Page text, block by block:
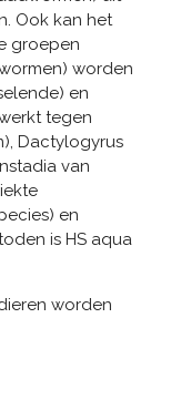
Ook kan het
groepen
worden
en
tegen
Dactylogyrus
van
en
is HS aqua
worden